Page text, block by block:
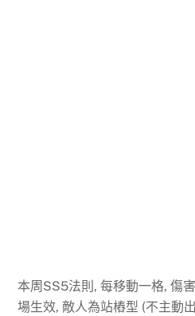
本周SS5法則, 每移動一格, 傷
場生效, 敵人為站樁型 (不主動